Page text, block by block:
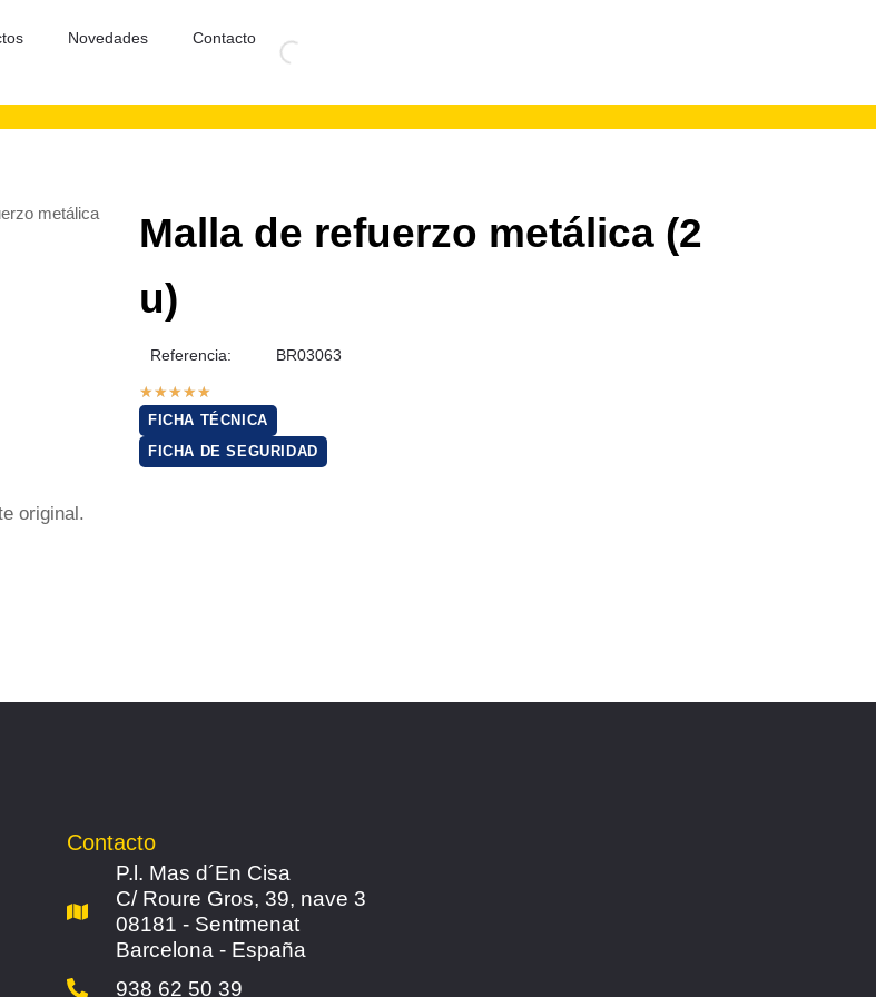
Novedades Contacto
metálica
Malla de refuerzo metálica (2
u)
Referencia: BR03063
★★★★★
FICHA TÉCNICA
FICHA DE SEGURIDAD
original.
Contacto
P.l. Mas d´En Cisa
C/ Roure Gros, 39, nave 3
08181 - Sentmenat
Barcelona - España
938 62 50 39